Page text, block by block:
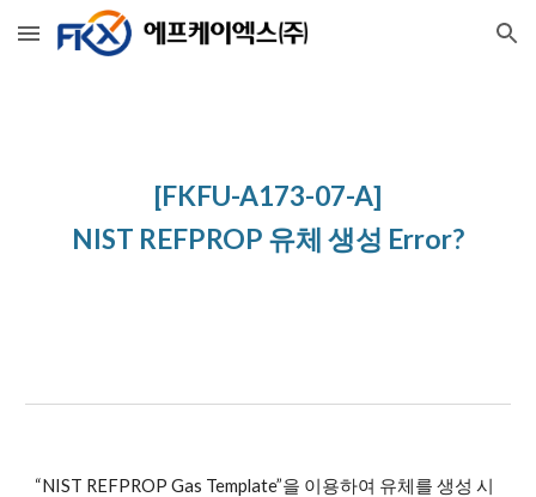
Skip to main content Skip to navigation
[FKFU-A173-07-A]
NIST REFPROP 유체 생성 Error?
“NIST REFPROP Gas Template”을 이용하여 유체를 생성 시